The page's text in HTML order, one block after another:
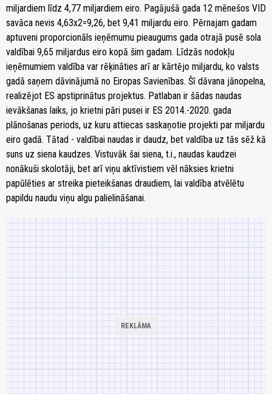
miljardiem līdz 4,77 miljardiem eiro. Pagājušā gada 12 mēnešos VID
savāca nevis 4,63x2=9,26, bet 9,41 miljardu eiro. Pērnajam gadam
aptuveni proporcionāls ieņēmumu pieaugums gada otrajā pusē sola
valdībai 9,65 miljardus eiro kopā šim gadam. Līdzās nodokļu
ieņēmumiem valdība var rēķināties arī ar kārtējo miljardu, ko valsts
gadā saņem dāvinājumā no Eiropas Savienības. Šī dāvana jānopelna,
realizējot ES apstiprinātus projektus. Patlaban ir šādas naudas
ievākšanas laiks, jo krietni pāri pusei ir ES 2014.-2020. gada
plānošanas periods, uz kuru attiecas saskaņotie projekti par miljardu
eiro gadā. Tātad - valdībai naudas ir daudz, bet valdība uz tās sēž kā
suns uz siena kaudzes. Vistuvāk šai siena, t.i., naudas kaudzei
nonākuši skolotāji, bet arī viņu aktīvistiem vēl nāksies krietni
papūlēties ar streika pieteikšanas draudiem, lai valdība atvēlētu
papildu naudu viņu algu palielināšanai.